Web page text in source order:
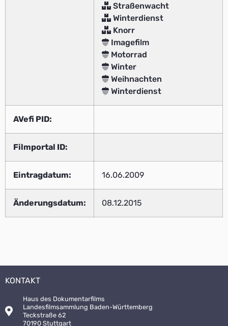
Straßenwacht
Winterdienst
Knorr
Imagefilm
Motorrad
Winter
Weihnachten
Winterdienst
AVefi PID:
Filmportal ID:
Eintragdatum: 16.06.2009
Änderungsdatum: 08.12.2015
KONTAKT
Haus des Dokumentarfilms
Landesfilmsammlung Baden-Württemberg
Teckstraße 62
70190 Stuttgart